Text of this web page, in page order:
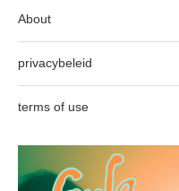
About
privacybeleid
terms of use